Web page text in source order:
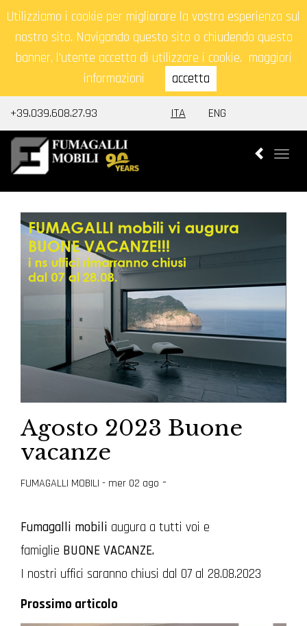
Utilizziamo i cookie per migliorare la vostra esperienza sul
nostro sito. Navigando questo sito o chiudendo questo
banner, l'utente accetta di utilizzare i cookie. maggiori
informazioni
accetta
+39.039.608.27.93 ITA ENG
Agosto 2023 Buone
vacanze
FUMAGALLI MOBILI - mer 02 ago -
Fumagalli mobili augura a tutti voi e
famiglie BUONE VACANZE.
I nostri uffici saranno chiusi dal 07 al 28.08.2023
Prossimo articolo